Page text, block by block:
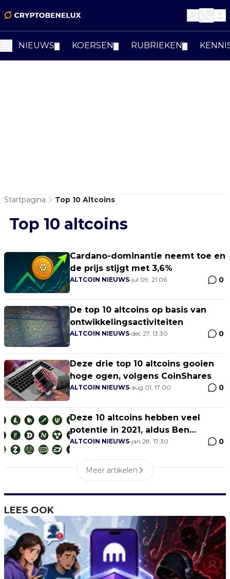
NIEUWS KOERSEN RUBRIEKEN
Startpagina Top 10 Altcoins
Top 10 altcoins
Cardano-dominantie neemt toe en
de prijs stijgt met 3,6%
ALTCOIN NIEUWS•jul 09, 21:06 0
De top 10 altcoins op basis van
ontwikkelingsactiviteiten
ALTCOIN NIEUWS•dec 27, 13:30 0
Deze drie top 10 altcoins gooien
hoge ogen, volgens CoinShares
ALTCOIN NIEUWS•aug 01, 17:00 0
Deze 10 altcoins hebben veel
potentie in 2021, aldus Ben
Armstong
ALTCOIN NIEUWS•jan 28, 17:30 0
Meer artikelen
LEES OOK